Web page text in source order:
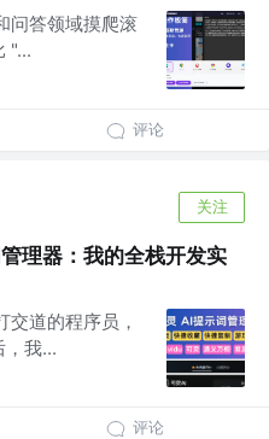
问答领域摸爬滚
"...
评论
关注
理器：我的全栈开发实
交道的程序员，
我...
评论